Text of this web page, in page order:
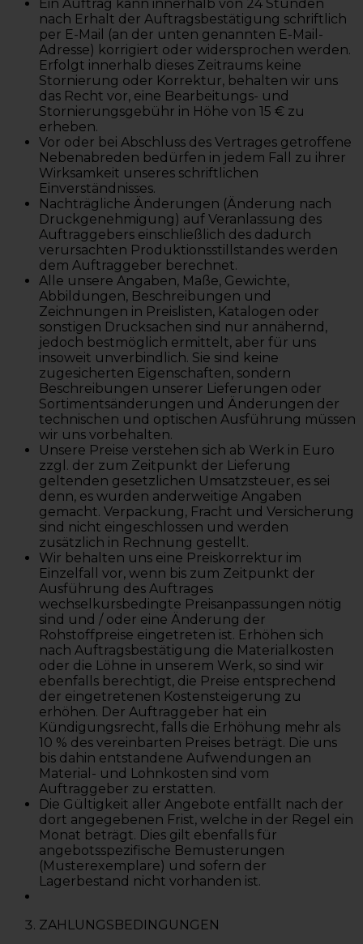
Ein Auftrag kann innerhalb von 24 Stunden
nach Erhalt der Auftragsbestätigung schriftlich
per E-Mail (an der unten genannten E-Mail-
Adresse) korrigiert oder widersprochen werden.
Erfolgt innerhalb dieses Zeitraums keine
Stornierung oder Korrektur, behalten wir uns
das Recht vor, eine Bearbeitungs- und
Stornierungsgebühr in Höhe von 15 € zu
erheben.
Vor oder bei Abschluss des Vertrages getroffene
Nebenabreden bedürfen in jedem Fall zu ihrer
Wirksamkeit unseres schriftlichen
Einverständnisses.
Nachträgliche Änderungen (Änderung nach
Druckgenehmigung) auf Veranlassung des
Auftraggebers einschließlich des dadurch
verursachten Produktionsstillstandes werden
dem Auftraggeber berechnet.
Alle unsere Angaben, Maße, Gewichte,
Abbildungen, Beschreibungen und
Zeichnungen in Preislisten, Katalogen oder
sonstigen Drucksachen sind nur annähernd,
jedoch bestmöglich ermittelt, aber für uns
insoweit unverbindlich. Sie sind keine
zugesicherten Eigenschaften, sondern
Beschreibungen unserer Lieferungen oder
Sortimentsänderungen und Änderungen der
technischen und optischen Ausführung müssen
wir uns vorbehalten.
Unsere Preise verstehen sich ab Werk in Euro
zzgl. der zum Zeitpunkt der Lieferung
geltenden gesetzlichen Umsatzsteuer, es sei
denn, es wurden anderweitige Angaben
gemacht. Verpackung, Fracht und Versicherung
sind nicht eingeschlossen und werden
zusätzlich in Rechnung gestellt.
Wir behalten uns eine Preiskorrektur im
Einzelfall vor, wenn bis zum Zeitpunkt der
Ausführung des Auftrages
wechselkursbedingte Preisanpassungen nötig
sind und / oder eine Änderung der
Rohstoffpreise eingetreten ist. Erhöhen sich
nach Auftragsbestätigung die Materialkosten
oder die Löhne in unserem Werk, so sind wir
ebenfalls berechtigt, die Preise entsprechend
der eingetretenen Kostensteigerung zu
erhöhen. Der Auftraggeber hat ein
Kündigungsrecht, falls die Erhöhung mehr als
10 % des vereinbarten Preises beträgt. Die uns
bis dahin entstandene Aufwendungen an
Material- und Lohnkosten sind vom
Auftraggeber zu erstatten.
Die Gültigkeit aller Angebote entfällt nach der
dort angegebenen Frist, welche in der Regel ein
Monat beträgt. Dies gilt ebenfalls für
angebotsspezifische Bemusterungen
(Musterexemplare) und sofern der
Lagerbestand nicht vorhanden ist.
ZAHLUNGSBEDINGUNGEN